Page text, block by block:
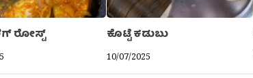
ರೋಸ್ಟ್ ಕೊಟ್ಟೆ ಕಡುಬು
10/07/2025